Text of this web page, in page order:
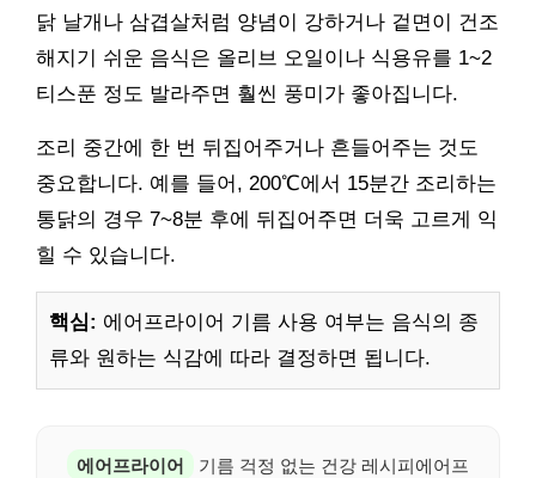
닭 날개나 삼겹살처럼 양념이 강하거나 겉면이 건조
해지기 쉬운 음식은 올리브 오일이나 식용유를 1~2
티스푼 정도 발라주면 훨씬 풍미가 좋아집니다.
조리 중간에 한 번 뒤집어주거나 흔들어주는 것도
중요합니다. 예를 들어, 200℃에서 15분간 조리하는
통닭의 경우 7~8분 후에 뒤집어주면 더욱 고르게 익
힐 수 있습니다.
핵심: 에어프라이어 기름 사용 여부는 음식의 종
류와 원하는 식감에 따라 결정하면 됩니다.
에어프라이어 기름 걱정 없는 건강 레시피에어프